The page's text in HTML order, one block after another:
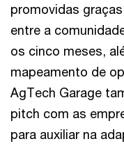
promovidas
entre a
os cinco meses,
mapeamento de
AgTech Garage
pitch com as
para auxiliar na